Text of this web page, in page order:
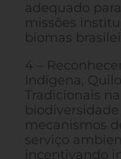
adequado
missões
biomas
4 –
Indígena,
Tradicionais
mecanismos
serviço
incentivando